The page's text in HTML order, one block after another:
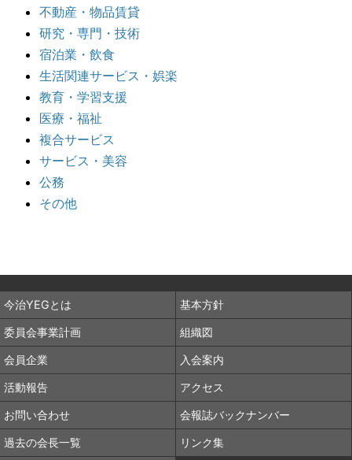
不動産・物品賃貸
研究・専門・技術
宿泊業・飲食
生活関連サービス・娯楽
教育・学習支援
医療・福祉
複合サービス
サービス・美容
公務
その他
今治YEGとは 基本方針
委員会事業計画 組織図
会員企業 入会案内
活動報告 アクセス
お問い合わせ 会報誌バックナンバー
過去の会長一覧 リンク集